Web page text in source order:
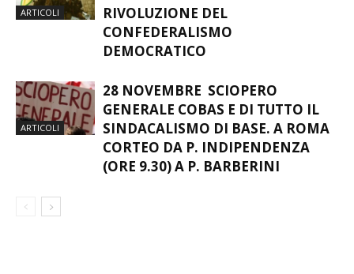
ARTICOLI
RIVOLUZIONE DEL
CONFEDERALISMO
DEMOCRATICO
ARTICOLI
28 NOVEMBRE SCIOPERO
GENERALE COBAS E DI TUTTO IL
SINDACALISMO DI BASE. A ROMA
CORTEO DA P. INDIPENDENZA
(ORE 9.30) A P. BARBERINI